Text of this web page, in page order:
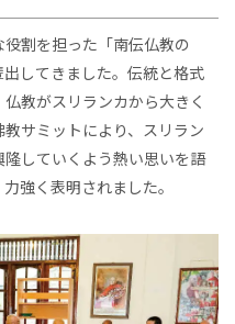
割を担った「南伝仏教の
してきました。伝統と格式
教がスリランカから大きく
サミットにより、スリラン
していくよう熱い思いを語
強く表明されました。